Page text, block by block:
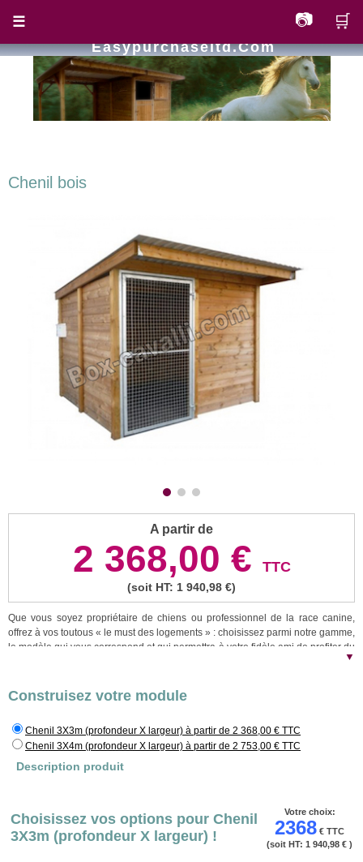
Easypurchaseltd.com
☰ 📷 🛒
Chenil bois
A partir de
2 368,00 € TTC
(soit HT: 1 940,98 €)
Que vous soyez propriétaire de chiens ou professionnel de la race canine,
offrez à vos toutous « le must des logements » : choisissez parmi notre gamme,
le modèle qui vous correspond et qui permettra à votre fidèle ami de profiter du
confort « tout bois ». Tous nos chenils sont évolutifs sur une base de même
120, des murs de 40 mm emboités, une porte à 2 gonds réglables livrée avec
peuvent rester naturels ou être lasurés en fonction de vos envies.
Le 5 étoiles du meilleur ami de l'homme est né… à vous de jouer.
▼
Construisez votre module
Chenil 3X3m (profondeur X largeur) à partir de 2 368,00 € TTC
Chenil 3X4m (profondeur X largeur) à partir de 2 753,00 € TTC
Description produit
Choisissez vos options pour Chenil
3X3m (profondeur X largeur) !
Votre choix:
2368 € TTC
(soit HT: 1 940,98 € )